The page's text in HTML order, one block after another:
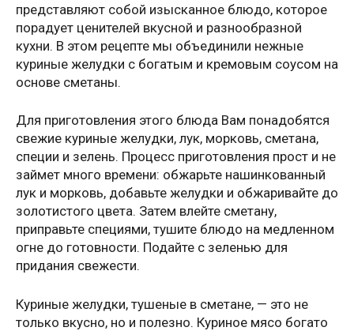
представляют собой изысканное блюдо, которое
порадует ценителей вкусной и разнообразной
кухни. В этом рецепте мы объединили нежные
куриные желудки с богатым и кремовым соусом на
основе сметаны.
Для приготовления этого блюда Вам понадобятся
свежие куриные желудки, лук, морковь, сметана,
специи и зелень. Процесс приготовления прост и не
займет много времени: обжарьте нашинкованный
лук и морковь, добавьте желудки и обжаривайте до
золотистого цвета. Затем влейте сметану,
приправьте специями, тушите блюдо на медленном
огне до готовности. Подайте с зеленью для
придания свежести.
Куриные желудки, тушеные в сметане, — это не
только вкусно, но и полезно. Куриное мясо богато